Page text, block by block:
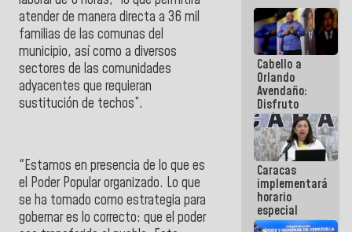
atender de manera directa a 36 mil
familias de las comunas del
municipio, así como a diversos
sectores de las comunidades
adyacentes que requieran
sustitución de techos”.
"Estamos en presencia de lo que es
el Poder Popular organizado. Lo que
se ha tomado como estrategia para
gobernar es lo correcto: que el poder
Cabello a
Orlando
Avendaño:
Disfruto
cada vez
que escribes
porque lo
que haces
es
embarrarla
Caracas
implementará
horario
especial
para